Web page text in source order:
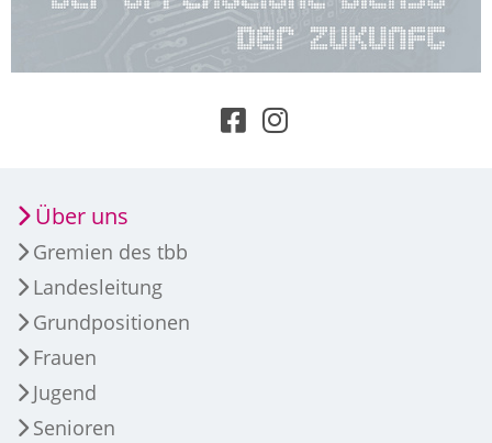
Über uns
Gremien des tbb
Landesleitung
Grundpositionen
Frauen
Jugend
Senioren